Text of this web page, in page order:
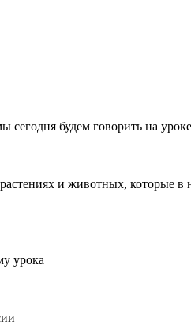
сегодня будем говорить на
и животных, которые
урока